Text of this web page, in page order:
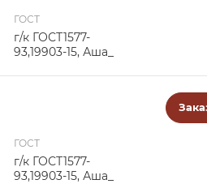
ГОСТ
г/к ГОСТ1577-
93,19903-15, Аша_
ГОСТ
г/к ГОСТ1577-
93,19903-15, Аша_